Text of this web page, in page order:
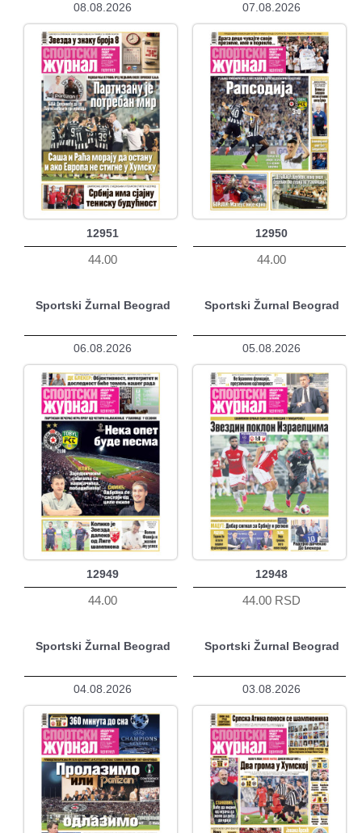
08.08.2026
12951
44.00
07.08.2026
12950
44.00
Sportski Žurnal Beograd
06.08.2026
12949
44.00
Sportski Žurnal Beograd
05.08.2026
12948
44.00 RSD
Sportski Žurnal Beograd
04.08.2026
Sportski Žurnal Beograd
03.08.2026